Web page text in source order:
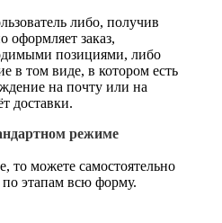
либо, получив
оформляет заказ,
позициями, либо
в том виде, в котором есть
на почту или на
доставки.
режиме
то можете самостоятельно
по этапам всю форму.